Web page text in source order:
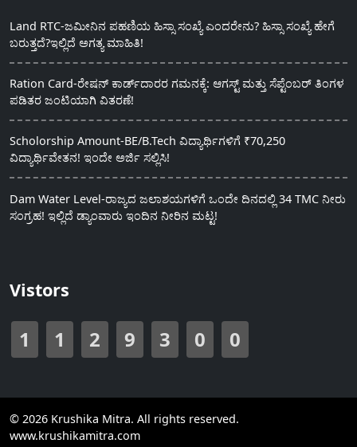
Land RTC-ಜಮೀನಿನ ಪಹಣಿಯ ಹಿಸ್ಸಾ ಸಂಖ್ಯೆ ಎಂದರೇನು? ಹಿಸ್ಸಾ ಸಂಖ್ಯೆ ಹೇಗೆ
ಬರುತ್ತದೆ?ಇಲ್ಲಿದೆ ಅಗತ್ಯ ಮಾಹಿತಿ!
Ration Card-ರೇಷನ್ ಕಾರ್ಡ್‍ದಾರರ ಗಮನಕ್ಕೆ: ಆಗಸ್ಟ್ ಮತ್ತು ಸೆಪ್ಟೆಂಬರ್ ತಿಂಗಳ
ಪಡಿತರ ಜಂಟಿಯಾಗಿ ವಿತರಣೆ!
Scholorship Amount-BE/B.Tech ವಿದ್ಯಾರ್ಥಿಗಳಿಗೆ ₹70,250
ವಿದ್ಯಾರ್ಥಿವೇತನ! ಇಂದೇ ಅರ್ಜಿ ಸಲ್ಲಿಸಿ!
Dam Water Level-ರಾಜ್ಯದ ಜಲಾಶಯಗಳಿಗೆ ಒಂದೇ ದಿನದಲ್ಲಿ 34 TMC ನೀರು
ಸಂಗ್ರಹ! ಇಲ್ಲಿದೆ ಡ್ಯಾಂವಾರು ಇಂದಿನ ನೀರಿನ ಮಟ್ಟ!
Vistors
1 1 2 9 3 0 0
© 2026 Krushika Mitra. All rights reserved.
www.krushikamitra.com